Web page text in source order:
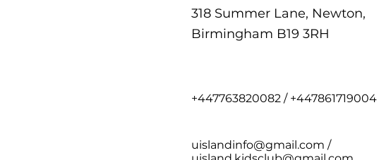
318 Summer Lane, Newton,
Birmingham B19 3RH
+447763820082 / +447861719004
uislandinfo@gmail.com /